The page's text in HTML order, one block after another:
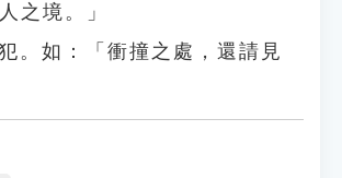
之境。」
。如：「衝撞之處，還請見